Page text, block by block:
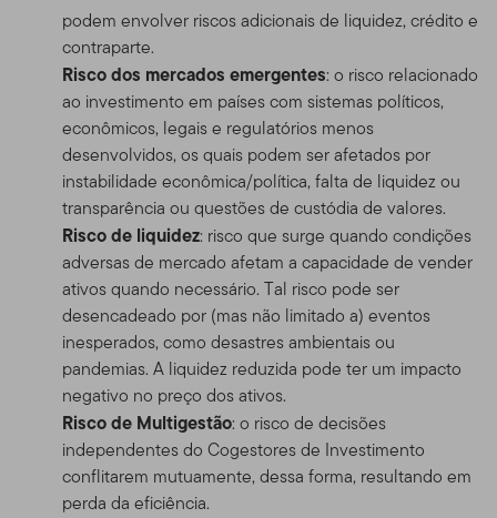
podem envolver riscos adicionais de liquidez, crédito e
contraparte.
Risco dos mercados emergentes: o risco relacionado
ao investimento em países com sistemas políticos,
econômicos, legais e regulatórios menos
desenvolvidos, os quais podem ser afetados por
instabilidade econômica/política, falta de liquidez ou
transparência ou questões de custódia de valores.
Risco de liquidez: risco que surge quando condições
adversas de mercado afetam a capacidade de vender
ativos quando necessário. Tal risco pode ser
desencadeado por (mas não limitado a) eventos
inesperados, como desastres ambientais ou
pandemias. A liquidez reduzida pode ter um impacto
negativo no preço dos ativos.
Risco de Multigestão: o risco de decisões
independentes do Cogestores de Investimento
conflitarem mutuamente, dessa forma, resultando em
perda da eficiência.